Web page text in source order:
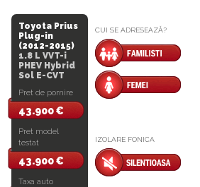
Toyota Prius
Plug-in
(2012-2015)
1.8 L VVT-i
PHEV Hybrid
Sol E-CVT
Pret de pornire
43.900 €
Pret model
testat
43.900 €
Taxa auto
CUI SE ADRESEAZĂ?
IZOLARE FONICA